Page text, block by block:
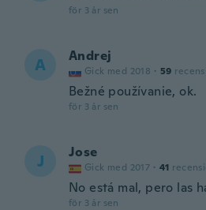
för 3 år sen
A Andrej
Gick med 2018 · 59
Bežné používanie, ok.
för 3 år sen
J Jose
Gick med 2017 · 41
No está mal, pero las
för 3 år sen